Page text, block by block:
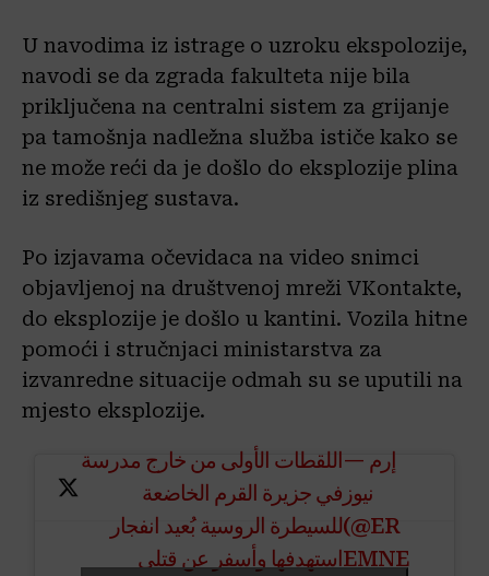
U navodima iz istrage o uzroku ekspolozije,
navodi se da zgrada fakulteta nije bila
priključena na centralni sistem za grijanje
pa tamošnja nadležna služba ističe kako se
ne može reći da je došlo do eksplozije plina
iz središnjeg sustava.
Po izjavama očevidaca na video snimci
objavljenoj na društvenoj mreži VKontakte,
do eksplozije je došlo u kantini. Vozila hitne
pomoći i stručnjaci ministarstva za
izvanredne situacije odmah su se uputili na
mjesto eksplozije.
اللقطات الأولى من خارج مدرسة
في جزيرة القرم الخاضعة
للسيطرة الروسية بُعيد انفجار
استهدفها وأسفر عن قتلى
— إرم
نيوز
(@ER
EMNE